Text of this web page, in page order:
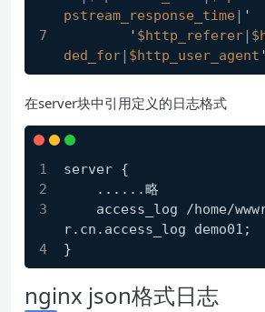
pstream_response_time
'
        '
$http_referer
ded_for $http_user_agent
在server块中引用定义的日志格式
server {
    ......略
r.cn.access_log demo01;
}
nginx json格式日志